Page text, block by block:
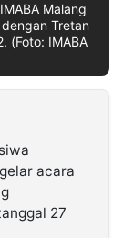
Malang
Tretan
(Foto: IMABA
acara
27